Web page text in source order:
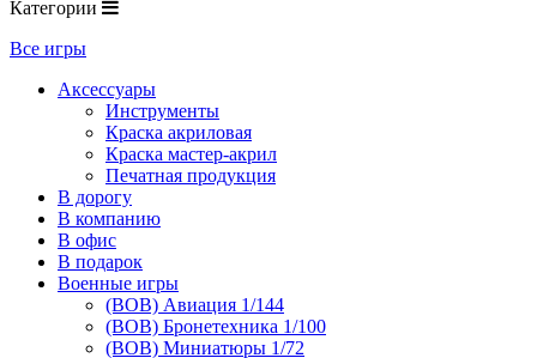
Категории
Все игры
Аксессуары
Инструменты
Краска акриловая
Краска мастер-акрил
Печатная продукция
В дорогу
В компанию
В офис
В подарок
Военные игры
(ВОВ) Авиация 1/144
(ВОВ) Бронетехника 1/100
(ВОВ) Миниатюры 1/72